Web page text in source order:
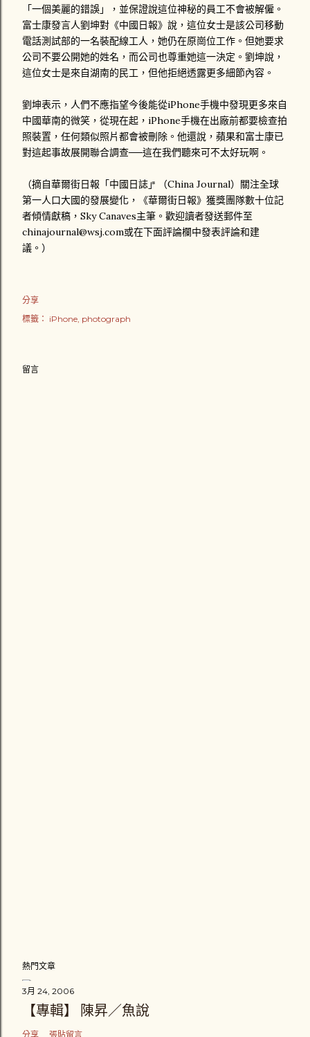
「一個美麗的錯誤」，並保證說這位神秘的員工不會被解僱。
富士康發言人劉坤對《中國日報》說，這位女士是該公司移動
電話測試部的一名裝配線工人，她仍在原崗位工作。但她要求
公司不要公開她的姓名，而公司也尊重她這一決定。劉坤說，
這位女士是來自湖南的民工，但他拒絕透露更多細節內容。
劉坤表示，人們不應指望今後能從iPhone手機中發現更多來自
中國華南的微笑，從現在起，iPhone手機在出廠前都要檢查拍
照裝置，任何類似照片都會被刪除。他還說，蘋果和富士康已
對這起事故展開聯合調查──這在我們聽來可不太好玩啊。
（摘自華爾街日報「中國日誌」（China Journal）關注全球
第一人口大國的發展變化，《華爾街日報》獲獎團隊數十位記
者傾情獻稿，Sky Canaves主筆。歡迎讀者發送郵件至
chinajournal@wsj.com或在下面評論欄中發表評論和建
議。）
分享
標籤： iPhone photograph
留言
熱門文章
3月 24, 2006
【專輯】 陳昇／魚說
分享 張貼留言